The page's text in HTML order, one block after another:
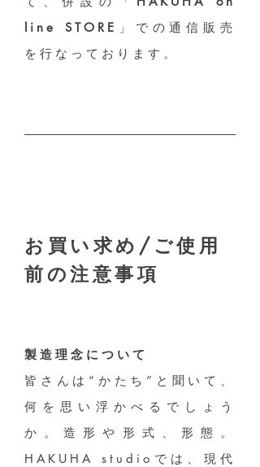
line STORE 」での通信販売
を行なっております。
お買い求め/ご使用
前の注意事項
製造理念について
皆さんは“かたち”と聞いて、
何を思い浮かべるでしょう
か。造形や形式、形態。
HAKUHA studioでは、現代